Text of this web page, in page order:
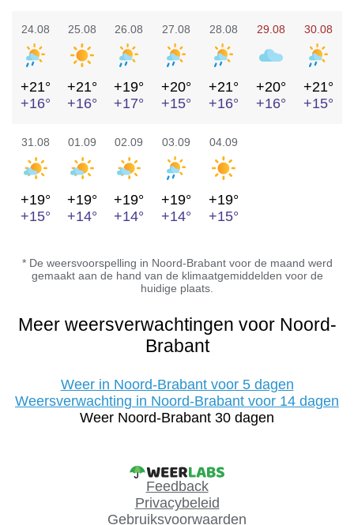
24.08
+21°
+16°
25.08
+21°
+16°
26.08
+19°
+17°
27.08
+20°
+15°
28.08
+21°
+16°
29.08
+20°
+16°
30.08
+21°
+15°
31.08
+19°
+15°
01.09
+19°
+14°
02.09
+19°
+14°
03.09
+19°
+14°
04.09
+19°
+15°
* De weersvoorspelling in Noord-Brabant voor de maand werd
gemaakt aan de hand van de klimaatgemiddelden voor de
huidige plaats.
Meer weersverwachtingen voor Noord-
Brabant
Weer in Noord-Brabant voor 5 dagen
Weersverwachting in Noord-Brabant voor 14 dagen
Weer Noord-Brabant 30 dagen
Feedback
Privacybeleid
Gebruiksvoorwaarden